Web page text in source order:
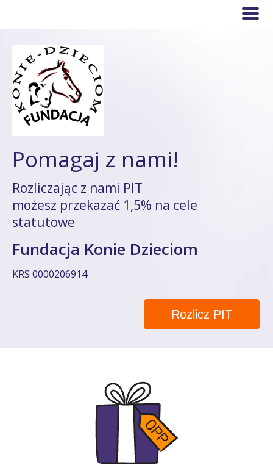
Pomagaj z nami!
Rozliczając z nami PIT
możesz przekazać 1,5% na cele
statutowe
Fundacja Konie Dzieciom
KRS 0000206914
Rozlicz PIT